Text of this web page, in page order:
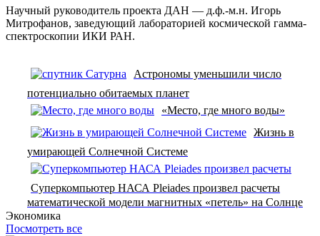
Научный руководитель проекта ДАН — д.ф.-м.н. Игорь
Митрофанов, заведующий лабораторией космической гамма-
спектроскопии ИКИ РАН.
Астрономы уменьшили число
потенциально обитаемых планет
«Место, где много воды»
Жизнь в
умирающей Солнечной Системе
Суперкомпьютер НАСА Pleiades произвел расчеты
математической модели магнитных «петель» на Солнце
Экономика
Посмотреть все